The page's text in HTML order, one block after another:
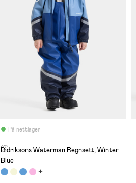
På nettlager
(2)
Didriksons Waterman Regnsett, Winter
Blue